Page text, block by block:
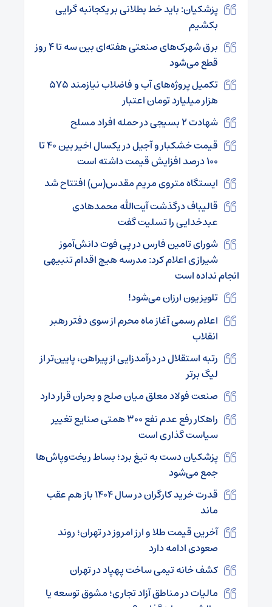
پزشکیان: باید خط بطلانی بر یکجانبه گرایی
بکشیم
برق شهرک‌های صنعتی هفته‌ای بین سه تا ۴ روز
قطع می‌شود
تکمیل پروژه‌های آب و فاضلاب نیازمند ۵۷۵
هزار میلیارد تومان اعتبار
شهادت ۲ بسیجی در حمله افراد مسلح
قیمت خشکبار و آجیل در یکسال اخیر بین ۴۰ تا
۱۰۰ درصد افزایش قیمت داشته است
ایستگاه متروی مریم مقدس(س) افتتاح شد
قالیباف درگذشت آیت‌الله محمدهادی
عبدخدایی را تسلیت گفت
شورای تامین فارس در پی فوت دانش‌آموز
شیرازی اعلام کرد: مدرسه هیچ اقدام تنبیهی
انجام نداده است
تلویزیون ارزان می‌شود!
اعلام رسمی آغاز ماه محرم از سوی دفتر رهبر
انقلاب
رتبه استقلال در درآمدزایی از پیراهن، پایین‌تر از
لیگ برتر
صنعت فولاد معلق میان صلح و بحران قرار دارد
راهکار رفع عدم نفع ۳۰۰ همتی صنایع تغییر
سیاست گذاری است
پزشکیان دست به تیغ برد؛ بساط ریخت‌وپاش‌ها
جمع می‌شود
قدرت خرید کارگران در سال ۱۴۰۴ باز هم عقب
ماند
آخرین قیمت طلا و ارز امروز در تهران؛ روند
صعودی ادامه دارد
کشف خانه تیمی ساخت پهپاد در تهران
مالیات در مناطق آزاد تجاری؛ مشوق توسعه یا